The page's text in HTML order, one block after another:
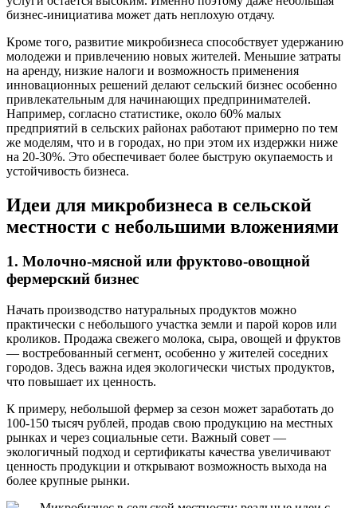
бизнес-инициатива может дать неплохую отдачу.
Кроме того, развитие микробизнеса способствует удержанию
молодежи и привлечению новых жителей. Меньшие затраты
на аренду, низкие налоги и возможность применения
инновационных решений делают сельский бизнес особенно
привлекательным для начинающих предпринимателей.
Например, согласно статистике, около 60% малых
предприятий в сельских районах работают примерно по тем
же моделям, что и в городах, но при этом их издержки ниже
на 20-30%. Это обеспечивает более быструю окупаемость и
устойчивость бизнеса.
Идеи для микробизнеса в сельской
местности с небольшими вложениями
1. Молочно-мясной или фруктово-овощной
фермерский бизнес
Начать производство натуральных продуктов можно
практически с небольшого участка земли и парой коров или
кроликов. Продажа свежего молока, сыра, овощей и фруктов
— востребованный сегмент, особенно у жителей соседних
городов. Здесь важна идея экологически чистых продуктов,
что повышает их ценность.
К примеру, небольшой фермер за сезон может заработать до
100-150 тысяч рублей, продав свою продукцию на местных
рынках и через социальные сети. Важный совет —
экологичный подход и сертификаты качества увеличивают
ценность продукции и открывают возможность выхода на
более крупные рынки.